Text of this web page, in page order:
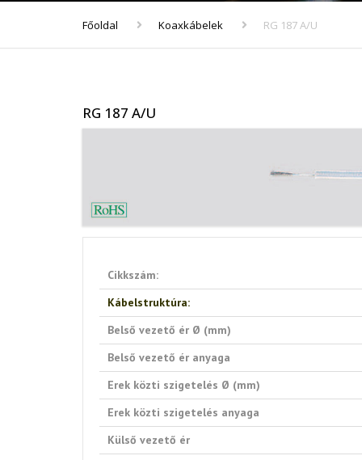
Főoldal Koaxkábelek RG 187 A/U
RG 187 A/U
Cikkszám:
Kábelstruktúra:
Belső vezető ér Ø (mm)
Belső vezető ér anyaga
Erek közti szigetelés Ø (mm)
Erek közti szigetelés anyaga
Külső vezető ér